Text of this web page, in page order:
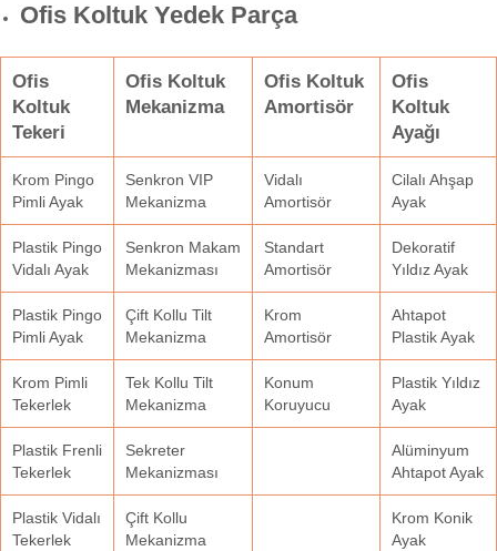
Ofis Koltuk Yedek Parça
Ofis
Koltuk
Tekeri
Ofis Koltuk
Mekanizma
Ofis Koltuk
Amortisör
Ofis
Koltuk
Ayağı
Krom Pingo
Pimli Ayak
Senkron VIP
Mekanizma
Vidalı
Amortisör
Cilalı Ahşap
Ayak
Plastik Pingo
Vidalı Ayak
Senkron Makam
Mekanizması
Standart
Amortisör
Dekoratif
Yıldız Ayak
Plastik Pingo
Pimli Ayak
Çift Kollu Tilt
Mekanizma
Krom
Amortisör
Ahtapot
Plastik Ayak
Krom Pimli
Tekerlek
Tek Kollu Tilt
Mekanizma
Konum
Koruyucu
Plastik Yıldız
Ayak
Plastik Frenli
Tekerlek
Sekreter
Mekanizması
Alüminyum
Ahtapot Ayak
Plastik Vidalı
Tekerlek
Çift Kollu
Mekanizma
Krom Konik
Ayak